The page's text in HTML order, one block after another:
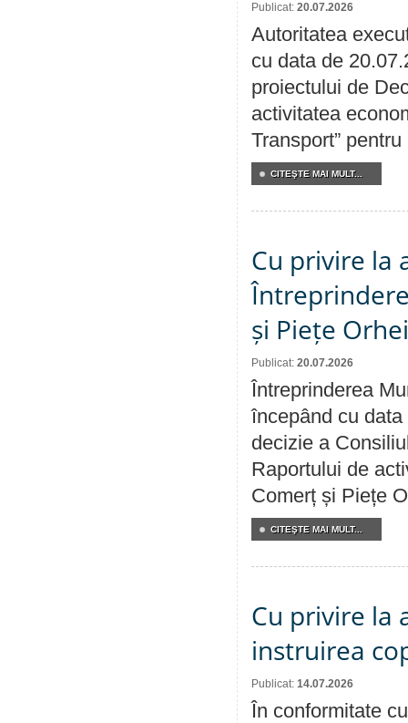
Publicat: 20.07.2026
Autoritatea
cu data de
proiectului de
activitatea
Transport” pentru
CITEŞTE MAI MULT...
Cu privire la
și Piețe
Publicat: 20.07.2026
Întreprinderea
începând cu
decizie a
Raportului de
Comerț și Piețe
CITEŞTE MAI MULT...
Cu privire la
instruirea
Publicat: 14.07.2026
În conformitate